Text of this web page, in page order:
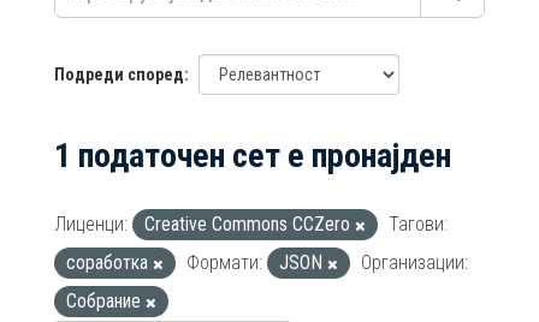
Подреди според
1 податочен сет е пронајден
Лиценци: Creative Commons CCZero
Тагови:
соработка
Формати: JSON
Организации:
Собрание